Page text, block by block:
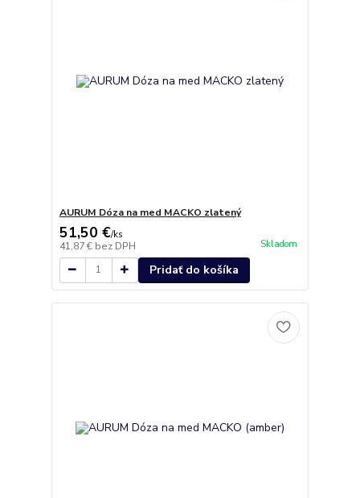
AURUM Dóza na med MACKO zlatený
51,50 €/ks
41,87 € bez DPH Skladom
Pridať do košíka